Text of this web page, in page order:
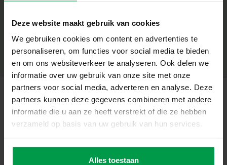
Deze website maakt gebruik van cookies
We gebruiken cookies om content en advertenties te
personaliseren, om functies voor social media te bieden
en om ons websiteverkeer te analyseren. Ook delen we
informatie over uw gebruik van onze site met onze
partners voor social media, adverteren en analyse. Deze
partners kunnen deze gegevens combineren met andere
informatie die u aan ze heeft verstrekt of die ze hebben
verzameld op basis van uw gebruik van hun services.
Alles toestaan
– Leuk en educatief badplezier
– Perfect voor kinderen vanaf 12 maanden
Waarom dit Perfect voor Jou Is
Met deze sprookjesfiguren wordt badderen een magische
ervaring. Kinderen kunnen eindeloos verhalen bedenken
en hun favoriete sprookjes tot leven brengen. De figuren
zijn gemakkelijk te hanteren en zorgen voor creatief
speelplezier, elke keer weer.
Inhoud van de Set
Waarom Kiezen voor SES Creative?
Bij SES Creative vinden we veiligheid erg belangrijk.
Productnummer|
13079
Deel dit product
Gerelateerde producten
Kleurverandere
nde bad vissen
Minimale